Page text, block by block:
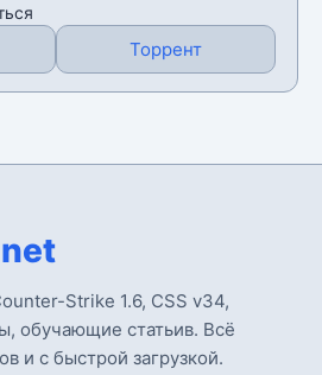
Торрент
Strike 1.6, CSS v34,
обучающие статьив. Всё
и с быстрой загрузкой.